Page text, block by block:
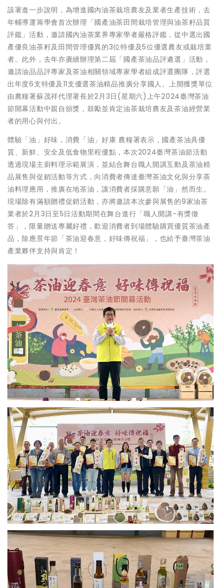
該署進一步說明，為增進國內油茶栽培農友及業者生產技術，去
年輔導運籌學會首次辦理「國產油茶田間栽培管理與油茶籽品質
評鑑」活動，邀請國內油茶業界專家學者嚴格評鑑，從中選出國
產優良油茶籽及田間管理優異的3位特優及5位優選農友或栽培業
者。此外，去年亦賡續辦理第二屆「國產茶油品評遴選」活動，
邀請油品品評專家及茶油相關領域專家學者組成評選團隊，評選
出年度6支特優及11支優選茶油精品推廣分享國人。上開獲獎單位
由農糧署蘇茂祥代理署長於2月3日(星期六)上午2024臺灣茶油
節開幕活動中親自頒獎，鼓勵並肯定油茶栽培農友及茶油經營業
者的用心與付出。
體驗「油」好味，消費「油」好康 農糧署表示，國產茶油具優
質、新鮮、安全及低食物里程優點，本次2024臺灣茶油節活動
透過現場主廚料理示範展演，並結合舞台職人開講互動及茶油精
品展售與促銷活動等方式，向消費者傳達臺灣茶油文化與分享茶
油料理應用，推廣在地茶油，讓消費者採購意願「油」然而生。
現場除有滿額贈禮促銷活動，亦將邀請本次參與展售的9家油茶
業者於2月3日至5日活動期間在舞台進行「職人開講-有獎徵
答」，限量贈送專屬好禮，歡迎消費者到場體驗購買優質茶油產
品，除應景年節「茶油迎春意，好味傳祝福」，也給予臺灣茶油
產業夥伴支持與肯定！